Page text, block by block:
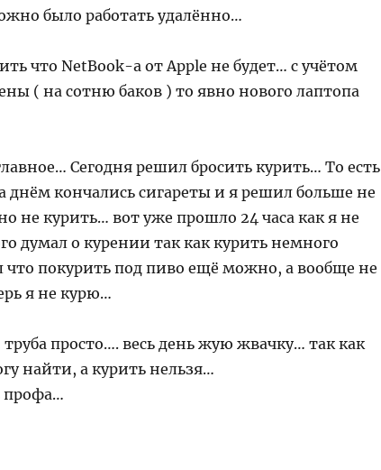
было работать удалённо…
что NetBook-а от Apple не будет… с учётом
( на сотню баков ) то явно нового лаптопа
Сегодня решил бросить курить… То есть
днём кончались сигареты и я решил больше не
не курить… вот уже прошло 24 часа как я не
думал о курении так как курить немного
что покурить под пиво ещё можно, а вообще не
я не курю…
просто…. весь день жую жвачку… так как
найти, а курить нельзя…
профа…